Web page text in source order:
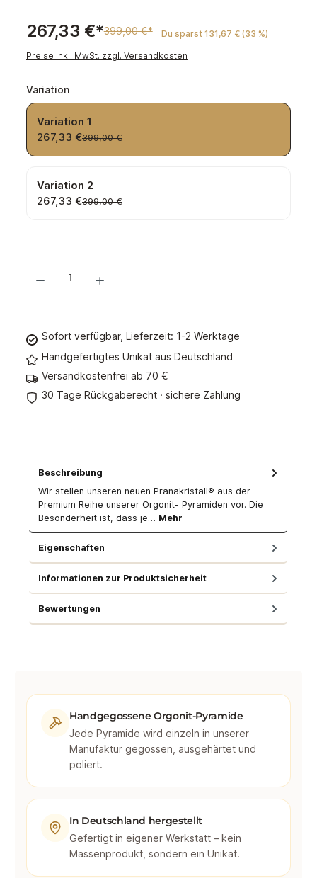
267,33 €*399,00 €* Du sparst 131,67 € (33 %)
Preise inkl. MwSt. zzgl. Versandkosten
Variationauswählen
Variation 1
267,33 €399,00 €
Variation 2
267,33 €399,00 €
Sofort verfügbar, Lieferzeit: 1-2 Werktage
Handgefertigtes Unikat aus Deutschland
Versandkostenfrei ab 70 €
30 Tage Rückgaberecht · sichere Zahlung
Beschreibung
Wir stellen unseren neuen Pranakristall® aus der
Premium Reihe unserer Orgonit- Pyramiden vor. Die
Besonderheit ist, dass je… Mehr
Eigenschaften
Informationen zur Produktsicherheit
Bewertungen
Handgegossene Orgonit-Pyramide
Jede Pyramide wird einzeln in unserer
Manufaktur gegossen, ausgehärtet und
poliert.
In Deutschland hergestellt
Gefertigt in eigener Werkstatt – kein
Massenprodukt, sondern ein Unikat.